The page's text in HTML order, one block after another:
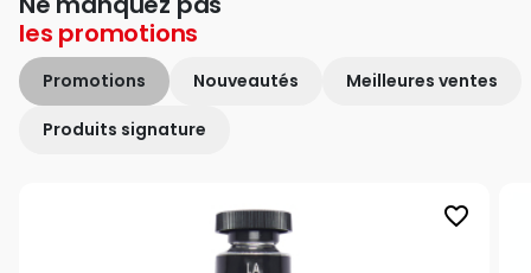
les promotions
Promotions Nouveautés Meilleures ventes
Produits signature
favorite_border